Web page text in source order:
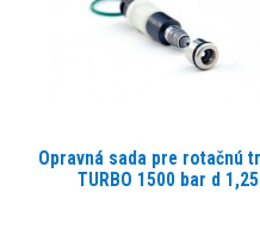
Opravná sada pre rotačnú
TURBO 1500 bar d 1,25